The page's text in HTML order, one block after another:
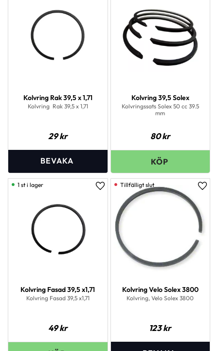
Kolvring Rak 39,5 x 1,71
Kolvring Rak 39,5 x 1,71
29kr
Kolvring 39,5 Solex
Kolvringssats Solex 50 cc 39.5
mm
80kr
Kolvring Fasad 39,5 x1,71
Kolvring Fasad 39,5 x1,71
49kr
Lägg till i favoriter
1 st i lager
Kolvring Velo Solex 3800
Kolvring, Velo Solex 3800
123kr